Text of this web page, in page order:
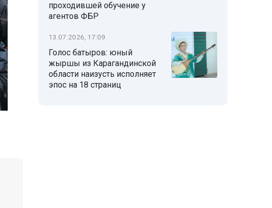
проходившей обучение у
агентов ФБР
13.07.2026, 17:09
Голос батыров: юный
жыршы из Карагандинской
области наизусть исполняет
эпос на 18 страниц